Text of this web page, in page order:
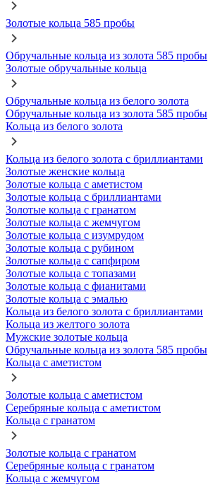
Золотые кольца 585 пробы
Обручальные кольца из золота 585 пробы
Золотые обручальные кольца
Обручальные кольца из белого золота
Обручальные кольца из золота 585 пробы
Кольца из белого золота
Кольца из белого золота с бриллиантами
Золотые женские кольца
Золотые кольца с аметистом
Золотые кольца с бриллиантами
Золотые кольца с гранатом
Золотые кольца с жемчугом
Золотые кольца с изумрудом
Золотые кольца с рубином
Золотые кольца с сапфиром
Золотые кольца с топазами
Золотые кольца с фианитами
Золотые кольца с эмалью
Кольца из белого золота с бриллиантами
Кольца из желтого золота
Мужские золотые кольца
Обручальные кольца из золота 585 пробы
Кольца с аметистом
Золотые кольца с аметистом
Серебряные кольца с аметистом
Кольца с гранатом
Золотые кольца с гранатом
Серебряные кольца с гранатом
Кольца с жемчугом